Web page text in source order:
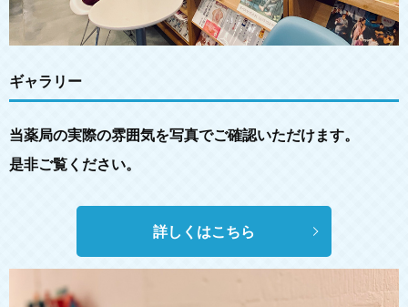
ギャラリー
当薬局の実際の雰囲気を写真でご確認いただけます。
是非ご覧ください。
詳しくはこちら